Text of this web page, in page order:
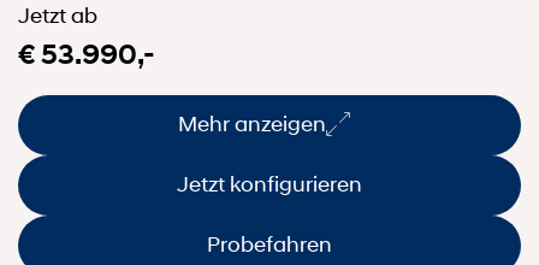
Jetzt ab
€ 53.990,-
Mehr anzeigen
Jetzt konfigurieren
Probefahren